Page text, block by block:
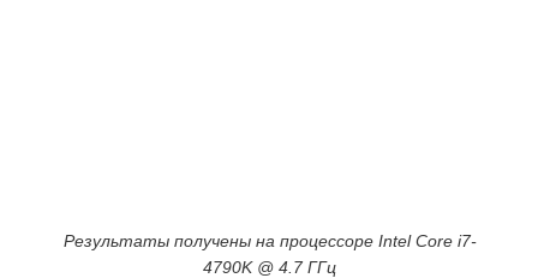
Результаты получены на процессоре Intel Core i7-
4790K @ 4.7 ГГц